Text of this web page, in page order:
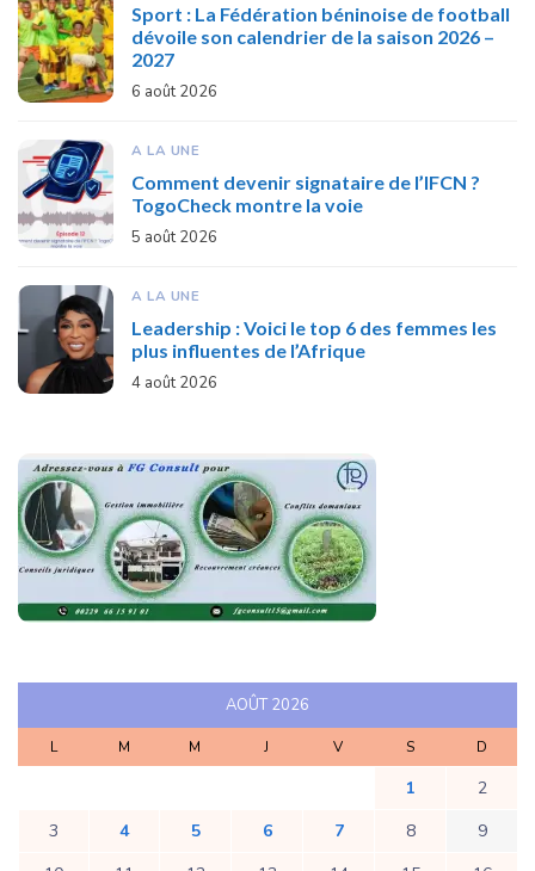
Sport : La Fédération béninoise de football
dévoile son calendrier de la saison 2026 –
2027
6 août 2026
A LA UNE
Comment devenir signataire de l’IFCN ?
TogoCheck montre la voie
5 août 2026
A LA UNE
Leadership : Voici le top 6 des femmes les
plus influentes de l’Afrique
4 août 2026
AOÛT 2026
L M M J V S D
1
2
3
4 5 6 7 8
9